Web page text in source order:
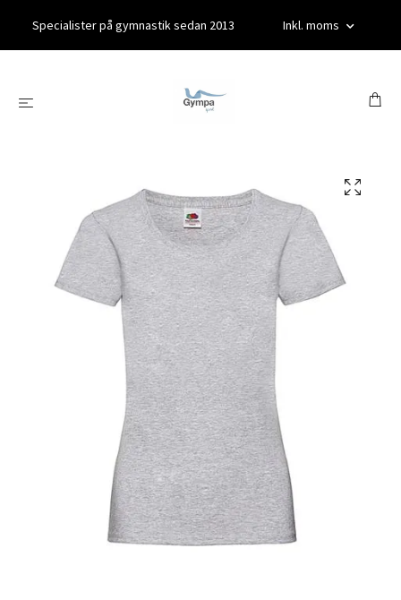
Specialister på gymnastik sedan 2013 Inkl. moms